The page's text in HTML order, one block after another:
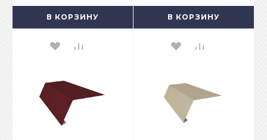
В КОРЗИНУ В КОРЗИНУ